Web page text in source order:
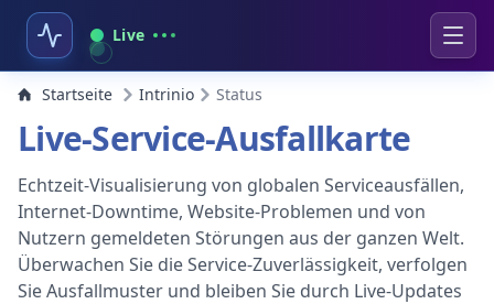
Live
Startseite Intrinio Status
Live-Service-Ausfallkarte
Echtzeit-Visualisierung von globalen Serviceausfällen,
Internet-Downtime, Website-Problemen und von
Nutzern gemeldeten Störungen aus der ganzen Welt.
Überwachen Sie die Service-Zuverlässigkeit, verfolgen
Sie Ausfallmuster und bleiben Sie durch Live-Updates